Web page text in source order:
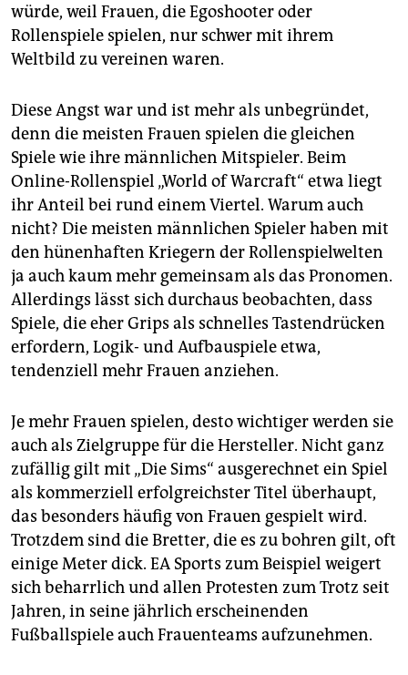
würde, weil Frauen, die Egoshooter oder
Rollenspiele spielen, nur schwer mit ihrem
Weltbild zu vereinen waren.
Diese Angst war und ist mehr als unbegründet,
denn die meisten Frauen spielen die gleichen
Spiele wie ihre männlichen Mitspieler. Beim
Online-Rollenspiel „World of Warcraft“ etwa liegt
ihr Anteil bei rund einem Viertel. Warum auch
nicht? Die meisten männlichen Spieler haben mit
den hünenhaften Kriegern der Rollenspielwelten
ja auch kaum mehr gemeinsam als das Pronomen.
Allerdings lässt sich durchaus beobachten, dass
Spiele, die eher Grips als schnelles Tastendrücken
erfordern, Logik- und Aufbauspiele etwa,
tendenziell mehr Frauen anziehen.
Je mehr Frauen spielen, desto wichtiger werden sie
auch als Zielgruppe für die Hersteller. Nicht ganz
zufällig gilt mit „Die Sims“ ausgerechnet ein Spiel
als kommerziell erfolgreichster Titel überhaupt,
das besonders häufig von Frauen gespielt wird.
Trotzdem sind die Bretter, die es zu bohren gilt, oft
einige Meter dick. EA Sports zum Beispiel weigert
sich beharrlich und allen Protesten zum Trotz seit
Jahren, in seine jährlich erscheinenden
Fußballspiele auch Frauenteams aufzunehmen.